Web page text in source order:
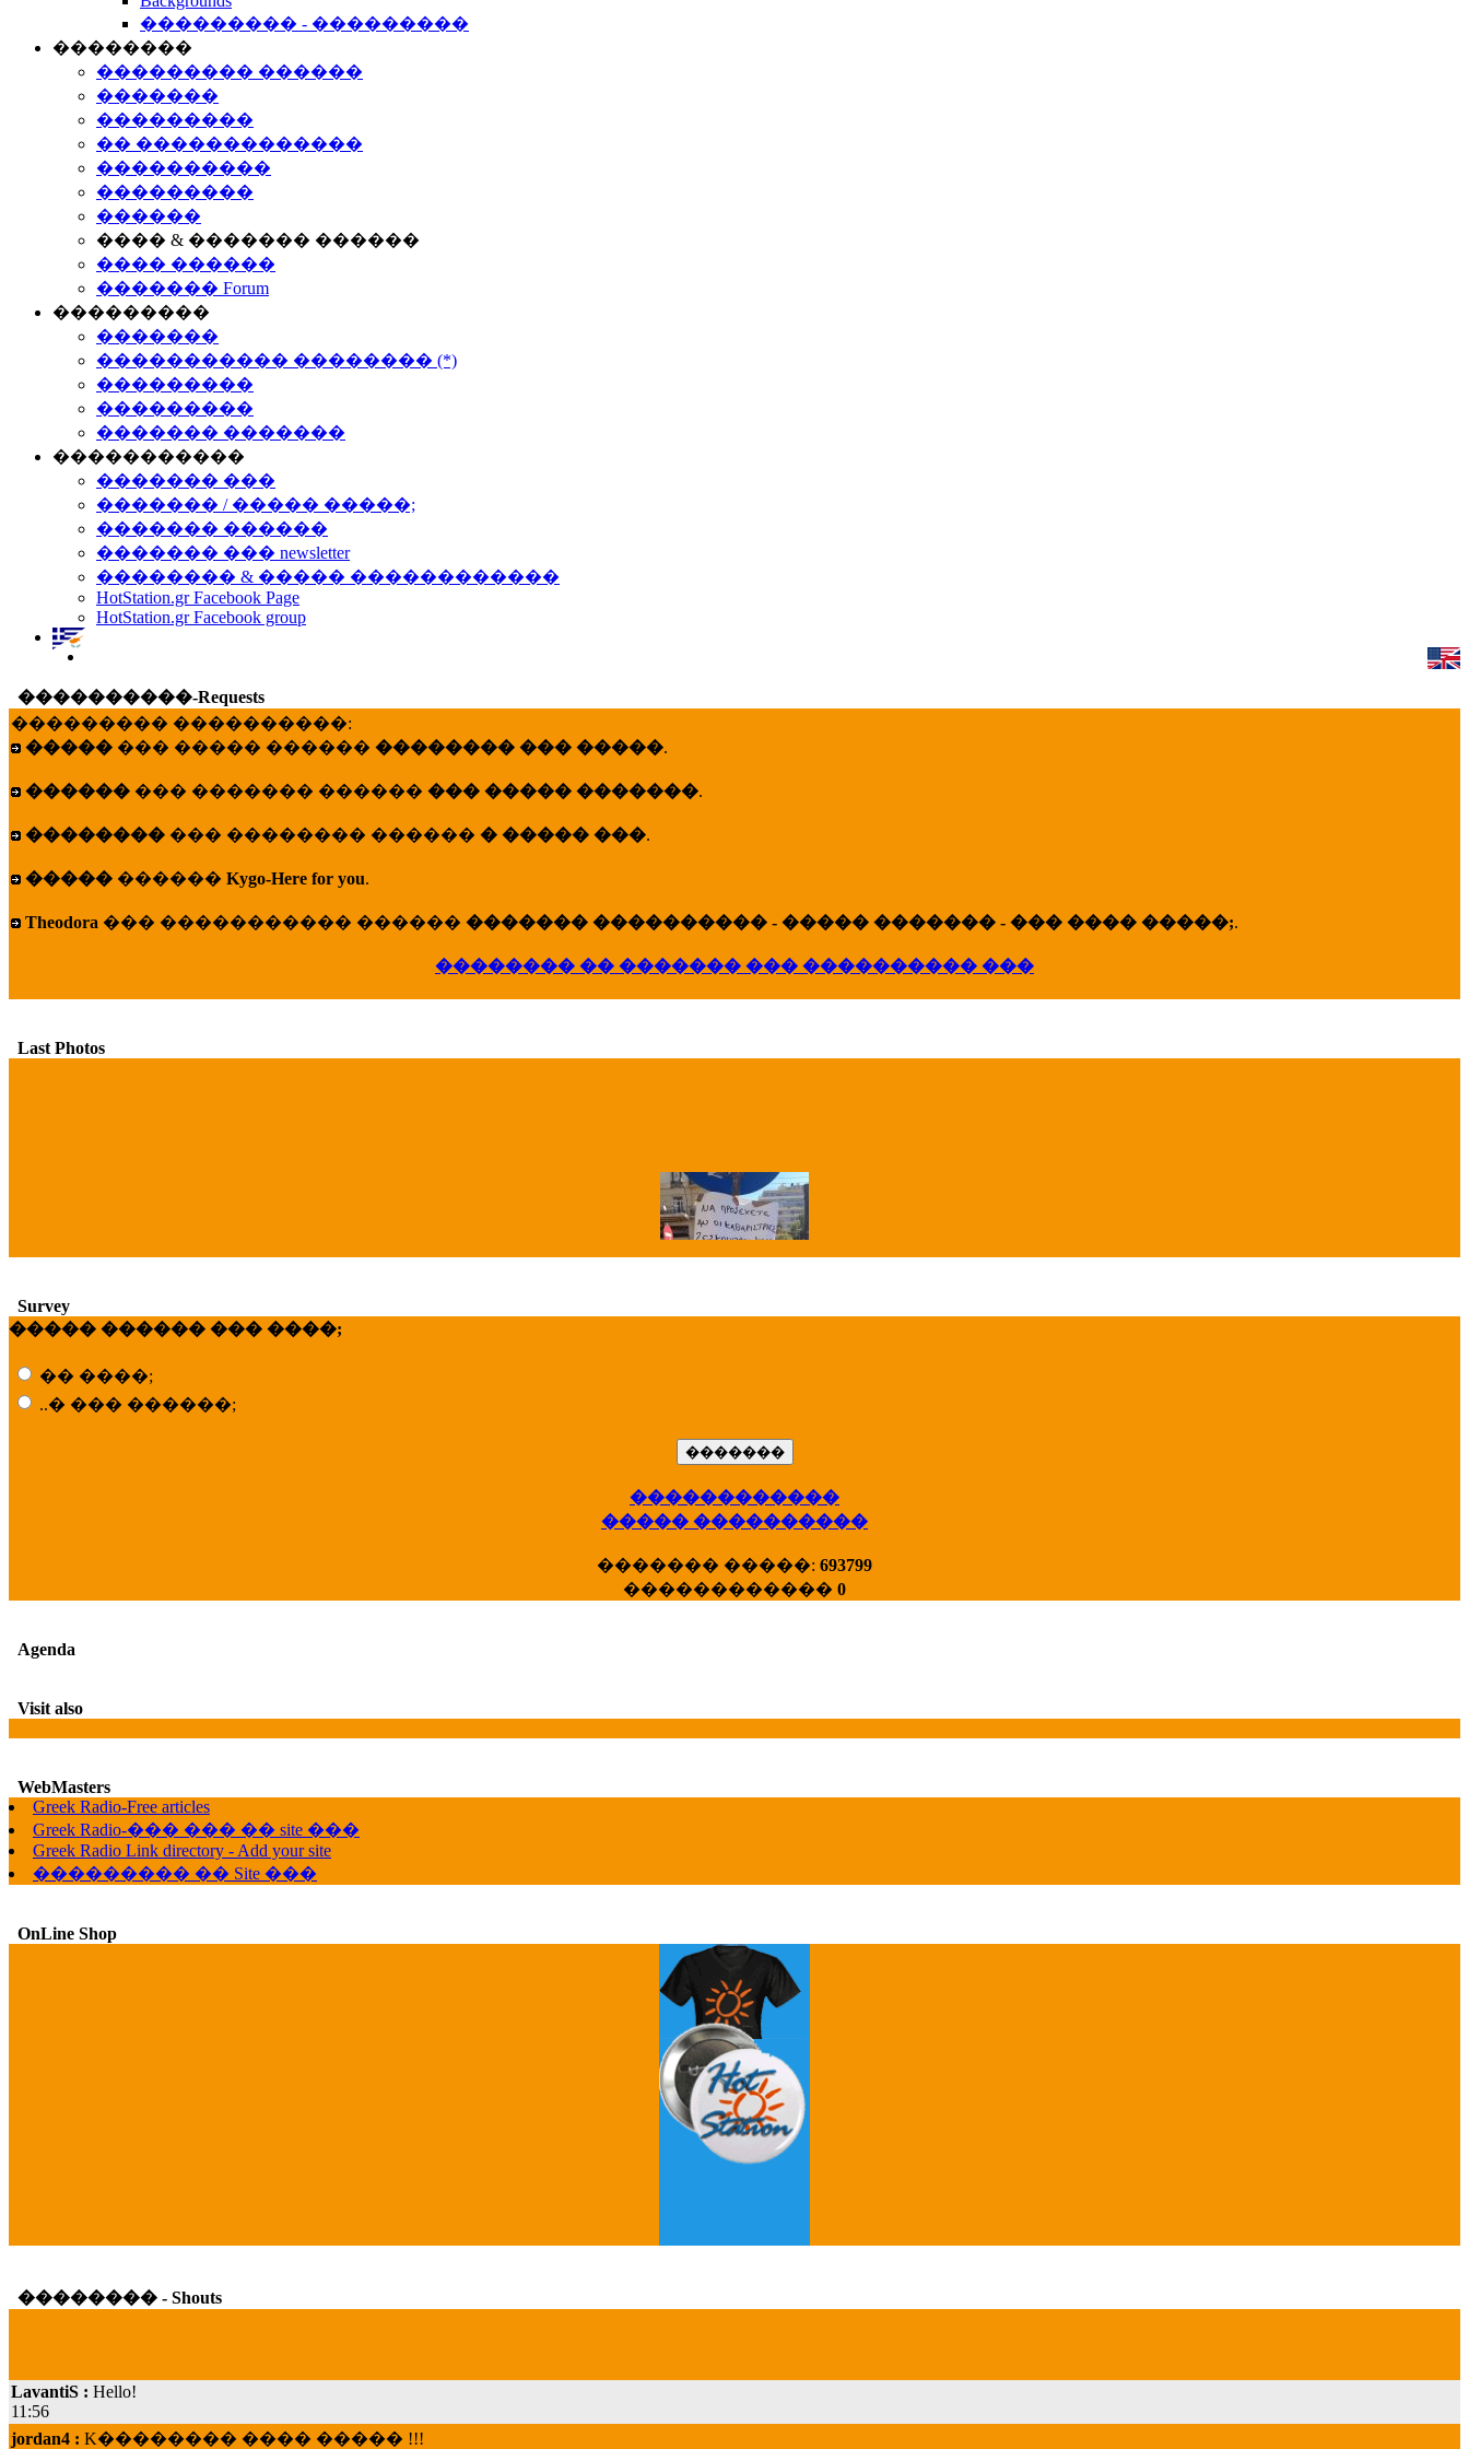
��������� - ���������
��������
��������� ������
�������
���������
�� �������������
����������
���������
������
���� & ������� ������
���� ������
������� Forum
���������
�������
����������� �������� (*)
���������
���������
������� �������
�����������
������� ���
������� / ����� �����;
������� ������
������� ��� newsletter
�������� & ����� ������������
HotStation.gr Facebook Page
HotStation.gr Facebook group
����������-Requests
��������� ����������:
����� ��� ����� ������ �������� ��� �����.
������ ��� ������� ������ ��� ����� �������.
�������� ��� �������� ������ � ����� ���.
����� ������ Kygo-Here for you.
Theodora ��� ����������� ������ ������� ���������� - ����� ������� - ��� ���� �����;.
�������� �� ������� ��� ���������� ���
Last Photos
X�����
����� HotStat
...
Grey's Anatomy
Survey
����� ������ ��� ����;
�� ����;
..� ��� ������;
������������
����� ����������
������� �����: 693799
������������ 0
Agenda
Visit also
WebMasters
Greek Radio-Free articles
Greek Radio-��� ��� �� site ���
Greek Radio Link directory - Add your site
��������� �� Site ���
OnLine Shop
�������� - Shouts
11:56
jordan4 :K�������� ���� ����� !!!
19:45